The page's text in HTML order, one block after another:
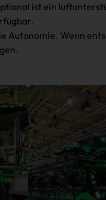
ist ein
Autonomie. Wenn